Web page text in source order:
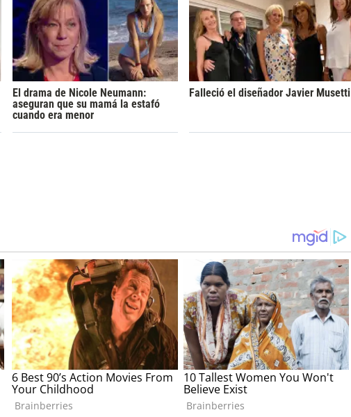
El drama de Nicole Neumann:
aseguran que su mamá la estafó
cuando era menor
Falleció el diseñador Javier Musetti